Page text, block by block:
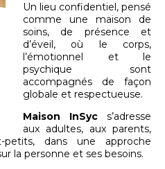
Un lieu confidentiel, pensé
comme une maison de
soins, de présence et
d’éveil, où le corps,
l’émotionnel et le
psychique sont
accompagnés de façon
globale et respectueuse.
Maison InSyc s’adresse
aux adultes, aux parents,
dans une approche
la personne et ses besoins.